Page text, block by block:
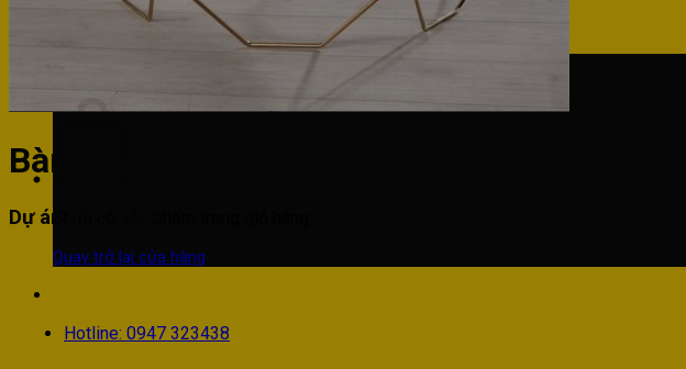
Quay trở lại cửa hàng
Hotline: 0947 323438
Bàn trà – BT08
Dự án liên quan